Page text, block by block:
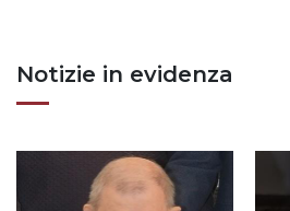
Notizie in evidenza